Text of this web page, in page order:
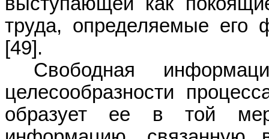
труда, определяемые его
[49].
Свободная
целесообразности
образует ее в той